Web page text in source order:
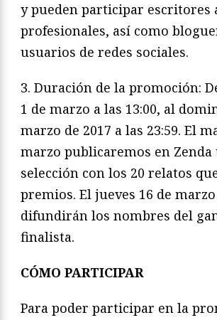
y pueden participar escritores
profesionales, así como
usuarios de redes sociales.
3. Duración de la promoción:
1 de marzo a las 13:00, al
marzo de 2017 a las 23:59. El
marzo publicaremos en Zenda
selección con los 20 relatos
premios. El jueves 16 de marzo
difundirán los nombres del
finalista.
CÓMO PARTICIPAR
Para poder participar en la